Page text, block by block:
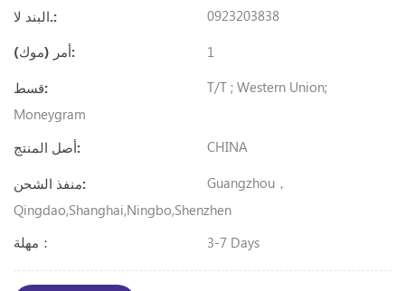
البند لا.: 0923203838
أمر (موك): 1
قسط:
T/T ; Western Union;
Moneygram
أصل المنتج:
CHINA
منفذ الشحن:
Guangzhou，
Qingdao,Shanghai,Ningbo,shenzhen
مهلة：
3-7 Days